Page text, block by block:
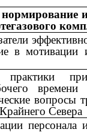
в мотивации
вопросы
Севера
персонала